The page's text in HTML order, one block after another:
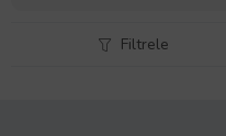
Filtrele